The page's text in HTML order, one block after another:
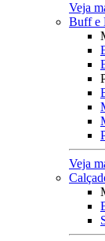
Veja
Buff e
Veja